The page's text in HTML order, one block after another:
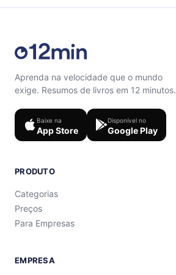
Aprenda na velocidade que o mundo
exige. Resumos de livros em 12 minutos.
Baixe na
App Store
Disponível no
Google Play
PRODUTO
Categorias
Preços
Para Empresas
EMPRESA